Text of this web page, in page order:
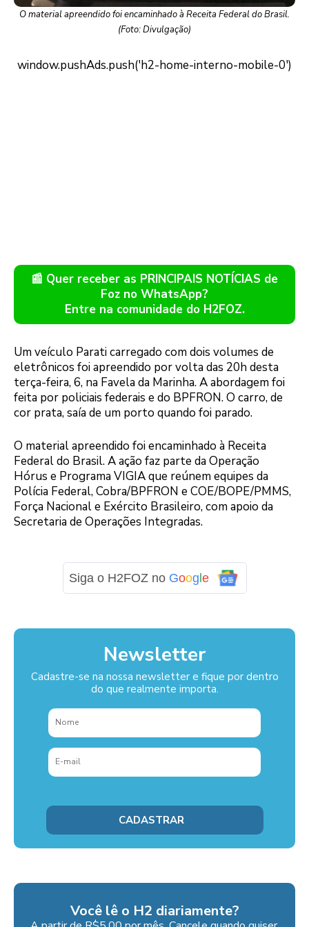
O material apreendido foi encaminhado à Receita Federal do Brasil.
(Foto: Divulgação)
📰 Quer receber as PRINCIPAIS NOTÍCIAS de
Foz no WhatsApp?
Entre na comunidade do H2FOZ.
Um veículo Parati carregado com dois volumes de
eletrônicos foi apreendido por volta das 20h desta
terça-feira, 6, na Favela da Marinha. A abordagem foi
feita por policiais federais e do BPFRON. O carro, de
cor prata, saía de um porto quando foi parado.
O material apreendido foi encaminhado à Receita
Federal do Brasil. A ação faz parte da Operação
Hórus e Programa VIGIA que reúnem equipes da
Polícia Federal, Cobra/BPFRON e COE/BOPE/PMMS,
Força Nacional e Exército Brasileiro, com apoio da
Secretaria de Operações Integradas.
Siga o H2FOZ no Goog e
Newsletter
Cadastre-se na nossa newsletter e fique por dentro
do que realmente importa.
Você lê o H2 diariamente?